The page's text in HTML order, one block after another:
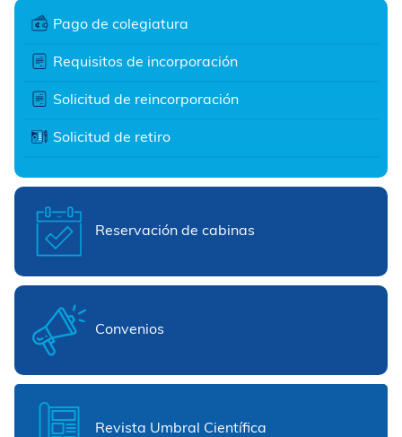
Pago de colegiatura
Requisitos de incorporación
Solicitud de reincorporación
Solicitud de retiro
Reservación de cabinas
Convenios
Revista Umbral Científica